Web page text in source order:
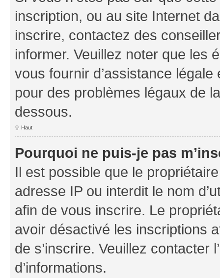
inscription, ou au site Internet
inscrire, contactez des
informer. Veuillez noter que les
vous fournir d’assistance
pour des problèmes légaux de
dessous.
Haut
Pourquoi ne puis-je pas
Il est possible que le
adresse IP ou interdit le nom
afin de vous inscrire. Le
avoir désactivé les inscriptions
de s’inscrire. Veuillez contacter
d’informations.